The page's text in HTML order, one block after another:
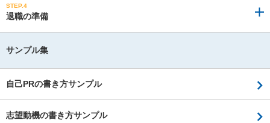
STEP.4
退職の準備
サンプル集
自己PRの書き方サンプル
志望動機の書き方サンプル